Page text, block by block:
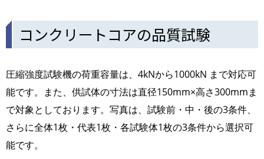
コンクリートコアの品質試験
圧縮強度試験機の荷重容量は、4kNから1000kN まで対応可
能です。また、供試体の寸法は直径150mm×高さ300mmま
で対象としております。写真は、試験前・中・後の3条件、
さらに全体1枚・代表1枚・各試験体1枚の3条件から選択可
能です。